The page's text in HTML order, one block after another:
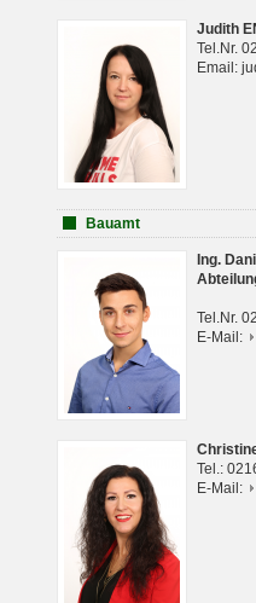
Judith
Tel.Nr.
Email:
Bauamt
Ing.
Tel.Nr.
E-Mail:
Tel.:
E-Mail: